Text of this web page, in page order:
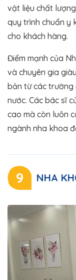
vật liệu chất
quy trình chuẩn y
cho khách hàng.
Điểm mạnh của
và chuyên gia
bản từ các
nước. Các bác sĩ
cao mà còn luôn
ngành nha khoa
9 NHA